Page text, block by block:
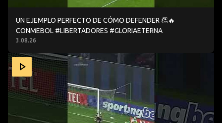
3.08.26
UN EJEMPLO PERFECTO DE CÓMO DEFENDER 👏🔥
CONMEBOL #LIBERTADORES #GLORIAETERNA
😱 ¡DOBLE SALVADA DE #IDV! CONMEBOL